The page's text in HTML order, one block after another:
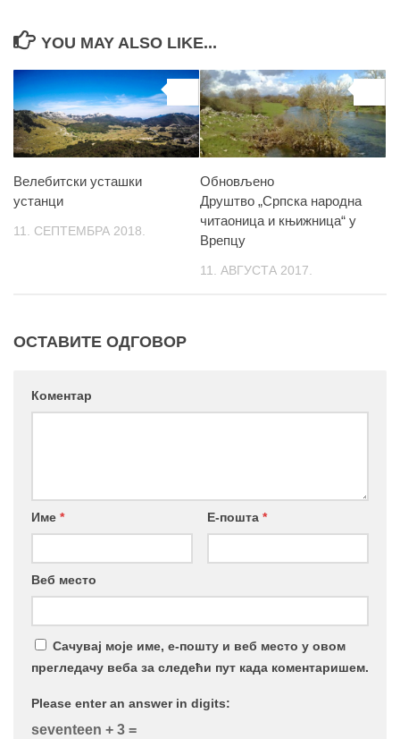
YOU MAY ALSO LIKE...
Велебитски усташки
устанци
11. СЕПТЕМБРА 2018.
Обновљено
Друштво „Српска народна
читаоница и књижница“ у
Врепцу
11. АВГУСТА 2017.
ОСТАВИТЕ ОДГОВОР
Коментар
Име * Е-пошта *
Веб место
Сачувај моје име, е-пошту и веб место у овом
прегледачу веба за следећи пут када коментаришем.
Please enter an answer in digits:
seventeen + 3 =